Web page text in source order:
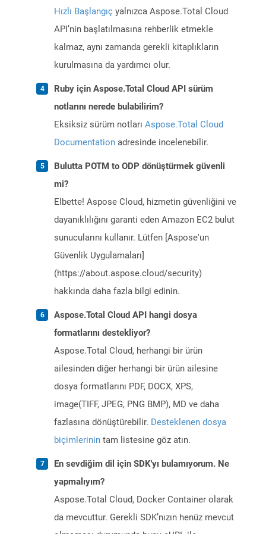
Hızlı Başlangıç yalnızca Aspose.Total Cloud
API’nin başlatılmasına rehberlik etmekle
kalmaz, aynı zamanda gerekli kitaplıkların
kurulmasına da yardımcı olur.
Ruby için Aspose.Total Cloud API sürüm
notlarını nerede bulabilirim?
Eksiksiz sürüm notları Aspose.Total Cloud
Documentation adresinde incelenebilir.
Bulutta POTM to ODP dönüştürmek güvenli
mi?
Elbette! Aspose Cloud, hizmetin güvenliğini ve
dayanıklılığını garanti eden Amazon EC2 bulut
sunucularını kullanır. Lütfen [Aspose'un
Güvenlik Uygulamaları]
(https://about.aspose.cloud/security)
hakkında daha fazla bilgi edinin.
Aspose.Total Cloud API hangi dosya
formatlarını destekliyor?
Aspose.Total Cloud, herhangi bir ürün
ailesinden diğer herhangi bir ürün ailesine
dosya formatlarını PDF, DOCX, XPS,
image(TIFF, JPEG, PNG BMP), MD ve daha
fazlasına dönüştürebilir. Desteklenen dosya
biçimlerinin tam listesine göz atın.
En sevdiğim dil için SDK'yı bulamıyorum. Ne
yapmalıyım?
Aspose.Total Cloud, Docker Container olarak
da mevcuttur. Gerekli SDK’nızın henüz mevcut